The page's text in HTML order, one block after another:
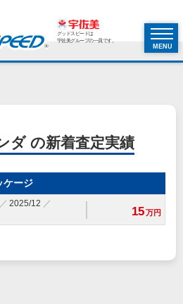
グッドスピードは
宇佐美グループの一員です。
MENU
ダ の新着査定実績
ージ
2025/12
15万円